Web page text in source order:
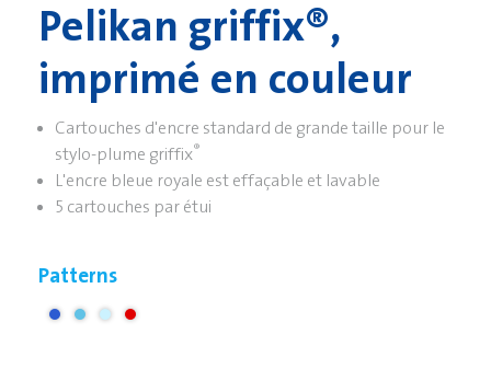
Pelikan griffix®,
imprimé en couleur
Cartouches d'encre standard de grande taille pour le
stylo-plume griffix®
L'encre bleue royale est effaçable et lavable
5 cartouches par étui
Patterns